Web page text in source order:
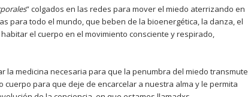
” colgados en las redes para mover el miedo aterrizando en
para todo el mundo, que beben de la bioenergética, la danza, el
el cuerpo en el movimiento consciente y respirado,
la medicina necesaria para que la penumbra del miedo transmute
cuerpo para que deje de encarcelar a nuestra alma y le permita